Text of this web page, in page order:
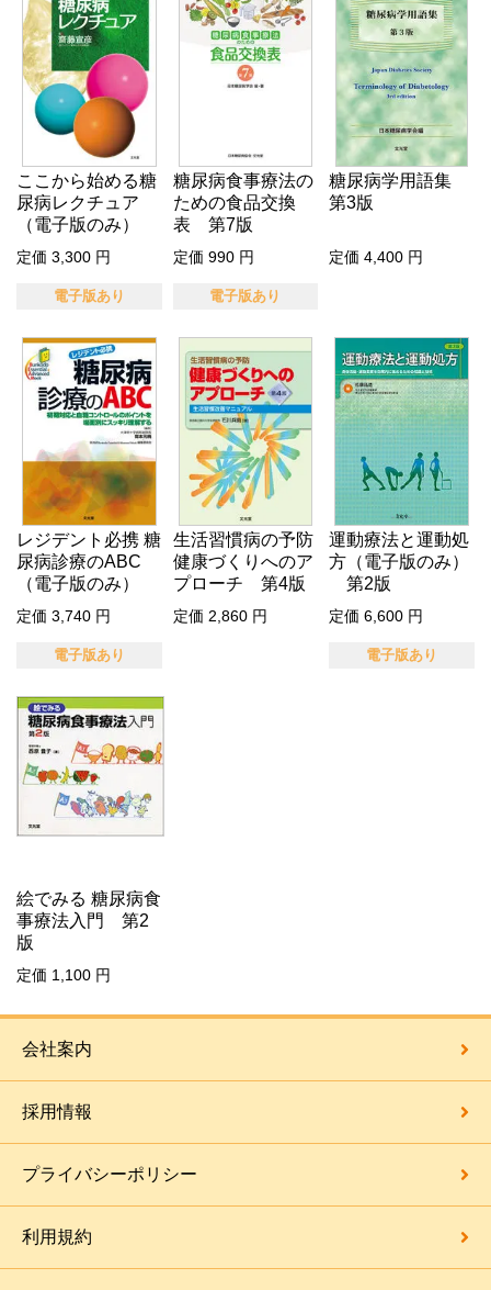
ここから始める糖
尿病レクチュア
（電子版のみ）
定価 3,300 円
電子版あり
糖尿病食事療法の
ための食品交換
表 第7版
定価 990 円
電子版あり
糖尿病学用語集
第3版
定価 4,400 円
レジデント必携 糖
尿病診療のABC
（電子版のみ）
定価 3,740 円
電子版あり
生活習慣病の予防
健康づくりへのア
プローチ 第4版
定価 2,860 円
運動療法と運動処
方（電子版のみ）
第2版
定価 6,600 円
電子版あり
絵でみる 糖尿病食
事療法入門 第2
版
定価 1,100 円
会社案内
採用情報
プライバシーポリシー
利用規約